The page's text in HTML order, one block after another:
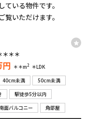
いる物件です。
いただけます。
＊＊＊
円 ＊＊m2 ＊LDK
40cm未満
50cm未満
駅徒歩5分以内
南面バルコニー 角部屋